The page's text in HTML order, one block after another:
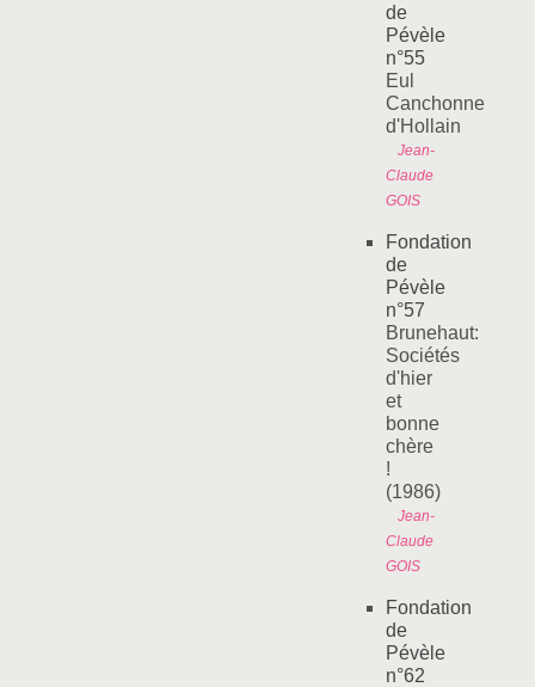
de
Pévèle
n°55
Eul
Canchonne
d'Hollain
Jean-
Claude
GOIS
Fondation
de
Pévèle
n°57
Brunehaut:
Sociétés
d'hier
et
bonne
chère
!
(1986)
Jean-
Claude
GOIS
Fondation
de
Pévèle
n°62